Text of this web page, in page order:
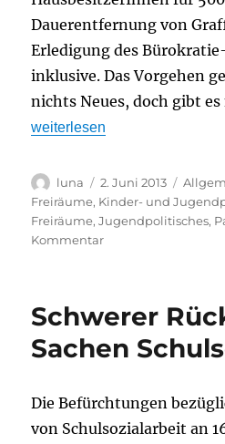
Dauerentfernung von
Erledigung des
inklusive. Das Vorgehen
nichts Neues, doch gibt
„Freiräume für Graffiti in
weiterlesen
Autor
luna
Veröffentlicht
am
2. Juni 2013
Freiräume, Kinder- und
Freiräume,Jugendpolitisches,
Kommentarzu
in
Schwerer
Sachen
Die Befürchtungen
von Schulsozialarbeit an